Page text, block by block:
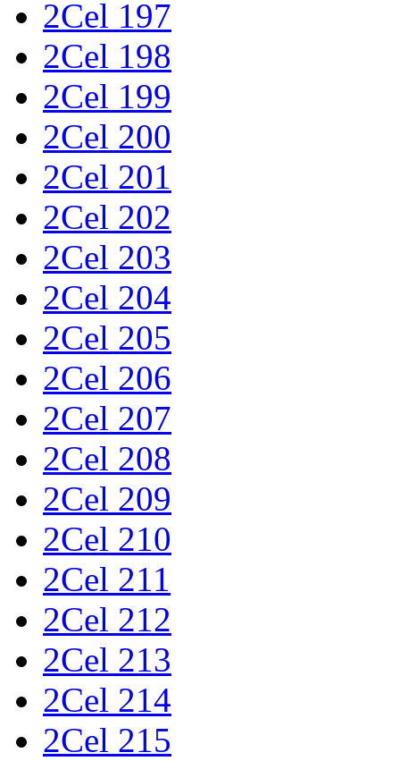
2Cel 197
2Cel 198
2Cel 199
2Cel 200
2Cel 201
2Cel 202
2Cel 203
2Cel 204
2Cel 205
2Cel 206
2Cel 207
2Cel 208
2Cel 209
2Cel 210
2Cel 211
2Cel 212
2Cel 213
2Cel 214
2Cel 215